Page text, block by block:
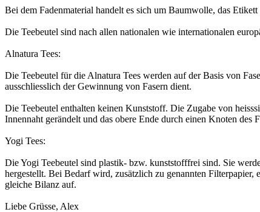
Bei dem Fadenmaterial handelt es sich um Baumwolle, das Etikett
Die Teebeutel sind nach allen nationalen wie internationalen
Alnatura Tees:
Die Teebeutel für die Alnatura Tees werden auf der Basis von
ausschliesslich der Gewinnung von Fasern dient.
Die Teebeutel enthalten keinen Kunststoff. Die Zugabe von
Innennaht gerändelt und das obere Ende durch einen Knoten
Yogi Tees:
Die Yogi Teebeutel sind plastik- bzw. kunststofffrei sind. Sie
hergestellt. Bei Bedarf wird, zusätzlich zu genannten
gleiche Bilanz auf.
Liebe Grüsse, Alex